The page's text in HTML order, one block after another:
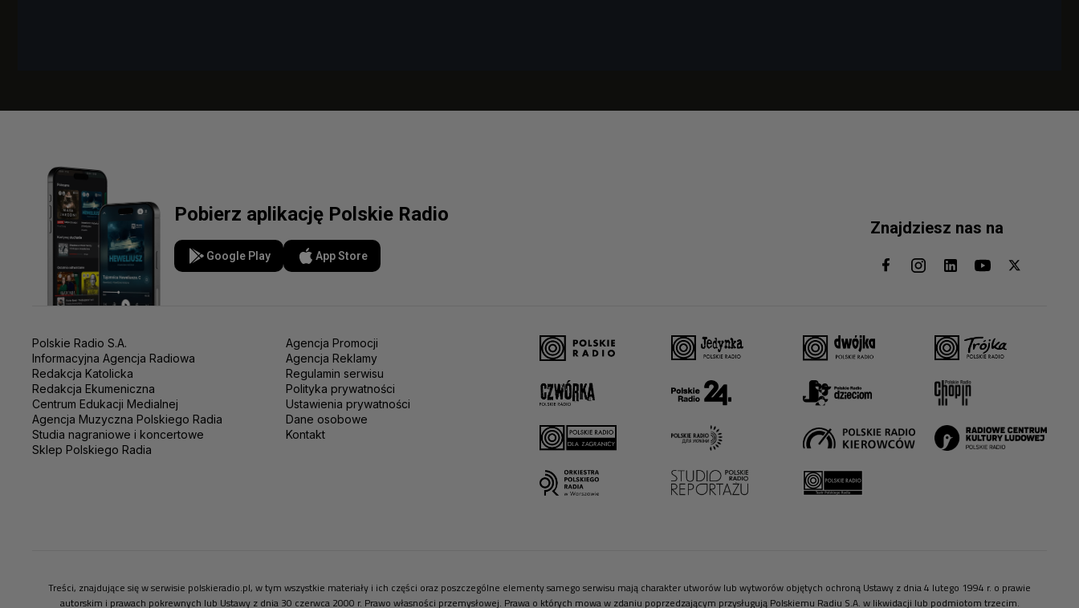
Pobierz aplikację Polskie Radio
Google Play App Store
Znajdziesz nas na
Polskie Radio S.A.
Informacyjna Agencja Radiowa
Redakcja Katolicka
Redakcja Ekumeniczna
Centrum Edukacji Medialnej
Agencja Muzyczna Polskiego Radia
Studia nagraniowe i koncertowe
Sklep Polskiego Radia
Agencja Promocji
Agencja Reklamy
Regulamin serwisu
Polityka prywatności
Ustawienia prywatności
Dane osobowe
Kontakt
Treści, znajdujące się w serwisie polskieradio.pl, w tym wszystkie materiały i ich części oraz poszczególne elementy samego serwisu mają charakter utworów lub wytworów objętych ochroną Ustawy z dnia 4 lutego 1994 r. o prawie
autorskim i prawach pokrewnych lub Ustawy z dnia 30 czerwca 2000 r. Prawo własności przemysłowej. Prawa o których mowa w zdaniu poprzedzającym przysługują Polskiemu Radiu S.A. w likwidacji lub podmiotom trzecim.